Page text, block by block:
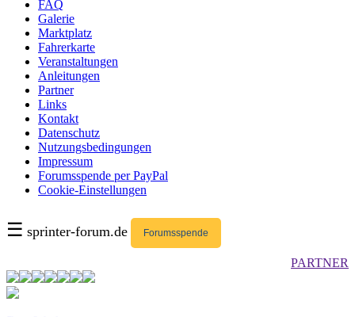
FAQ
Galerie
Marktplatz
Fahrerkarte
Veranstaltungen
Anleitungen
Partner
Links
Kontakt
Datenschutz
Nutzungsbedingungen
Impressum
Forumsspende per PayPal
Cookie-Einstellungen
☰ sprinter-forum.de Forumsspende
PARTNER